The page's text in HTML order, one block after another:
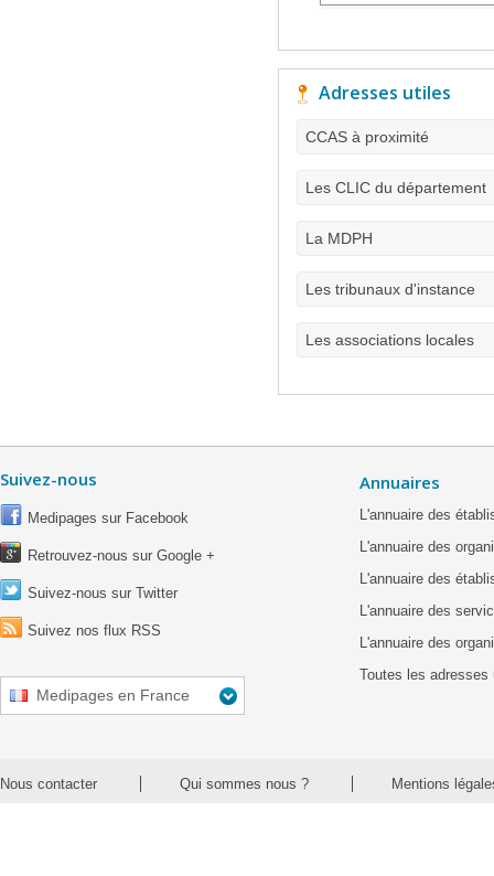
Adresses utiles
CCAS à proximité
Les CLIC du département
La MDPH
Les tribunaux d'instance
Les associations locales
Suivez-nous
Medipages sur Facebook
Retrouvez-nous sur Google +
Suivez-nous sur Twitter
Suivez nos flux RSS
Medipages en France
Annuaires
L'annuaire des
L'annuaire des
L'annuaire des
L'annuaire des
L'annuaire des
Toutes les adresses
Nous contacter Qui sommes nous ? Mentions